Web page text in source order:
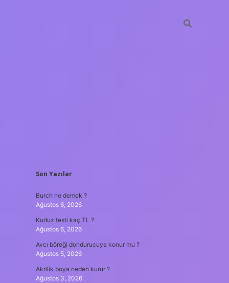
SIDEBAR
Son Yazılar
Burch ne demek ?
Ağustos 6, 2026
Kuduz testi kaç TL ?
Ağustos 6, 2026
Avcı böreği dondurucuya konur mu ?
Ağustos 5, 2026
Akrilik boya neden kurur ?
Ağustos 3, 2026